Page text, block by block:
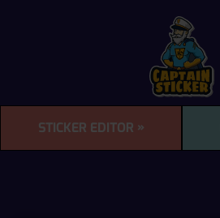
STICKER EDITOR »